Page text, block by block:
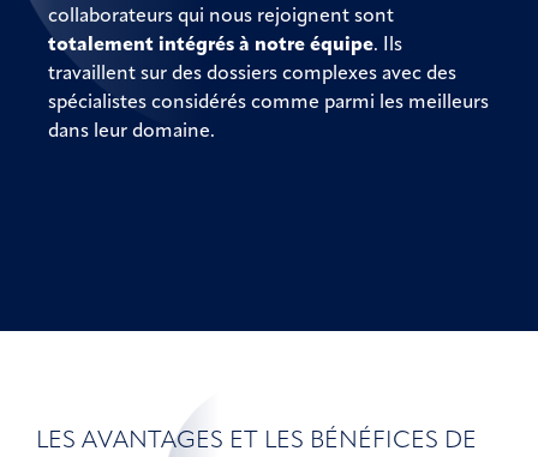
collaborateurs qui nous rejoignent sont
totalement intégrés à notre équipe. Ils
travaillent sur des dossiers complexes avec des
spécialistes considérés comme parmi les meilleurs
dans leur domaine.
LES AVANTAGES ET LES BÉNÉFICES DE